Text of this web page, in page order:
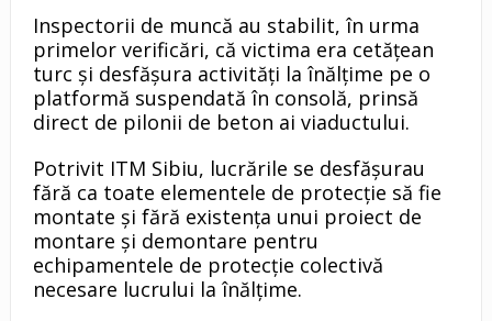
Inspectorii de muncă au stabilit, în urma
primelor verificări, că victima era cetățean
turc și desfășura activități la înălțime pe o
platformă suspendată în consolă, prinsă
direct de pilonii de beton ai viaductului.
Potrivit ITM Sibiu, lucrările se desfășurau
fără ca toate elementele de protecție să fie
montate și fără existența unui proiect de
montare și demontare pentru
echipamentele de protecție colectivă
necesare lucrului la înălțime.